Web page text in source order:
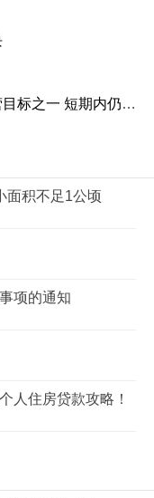
短期内仍面临较大压力
面积不足1公顷
项的通知
人住房贷款攻略！